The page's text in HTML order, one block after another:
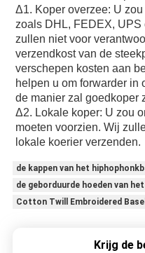
Δ1. Koper overzee: U
zoals DHL, FEDEX,
zullen niet voor
verzendkost van de
verschepen kosten aan
helpen u om forwarder in
de manier zal goedkoper
Δ2. Lokale koper: U zou
moeten voorzien. Wij
lokale koerier verzenden.
de kappen van het
de geborduurde hoeden van
Cotton Twill Embroidered
Krijg de